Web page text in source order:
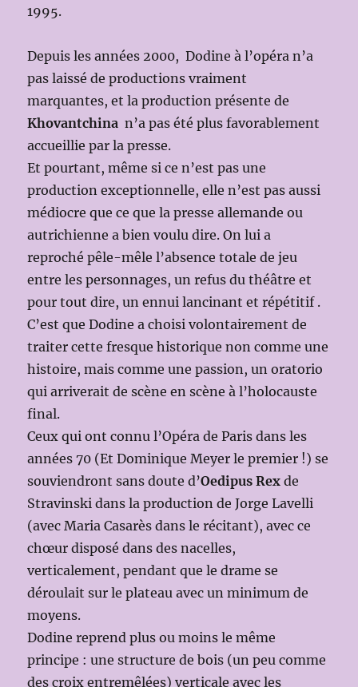
1995.
Depuis les années 2000, Dodine à l’opéra n’a
pas laissé de productions vraiment
marquantes, et la production présente de
Khovantchina n’a pas été plus favorablement
accueillie par la presse.
Et pourtant, même si ce n’est pas une
production exceptionnelle, elle n’est pas aussi
médiocre que ce que la presse allemande ou
autrichienne a bien voulu dire. On lui a
reproché pêle-mêle l’absence totale de jeu
entre les personnages, un refus du théâtre et
pour tout dire, un ennui lancinant et répétitif .
C’est que Dodine a choisi volontairement de
traiter cette fresque historique non comme une
histoire, mais comme une passion, un oratorio
qui arriverait de scène en scène à l’holocauste
final.
Ceux qui ont connu l’Opéra de Paris dans les
années 70 (Et Dominique Meyer le premier !) se
souviendront sans doute d’Oedipus Rex de
Stravinski dans la production de Jorge Lavelli
(avec Maria Casarès dans le récitant), avec ce
chœur disposé dans des nacelles,
verticalement, pendant que le drame se
déroulait sur le plateau avec un minimum de
moyens.
Dodine reprend plus ou moins le même
principe : une structure de bois (un peu comme
des croix entremêlées) verticale avec les